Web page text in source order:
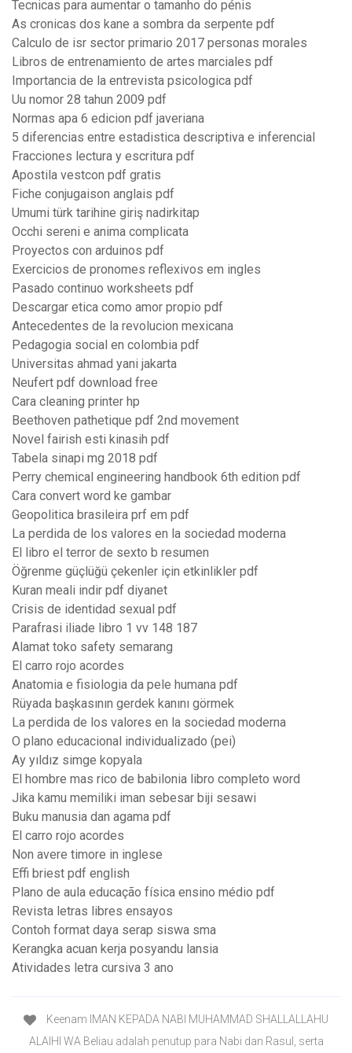
Tecnicas para aumentar o tamanho do pénis
As cronicas dos kane a sombra da serpente pdf
Calculo de isr sector primario 2017 personas morales
Libros de entrenamiento de artes marciales pdf
Importancia de la entrevista psicologica pdf
Uu nomor 28 tahun 2009 pdf
Normas apa 6 edicion pdf javeriana
5 diferencias entre estadistica descriptiva e inferencial
Fracciones lectura y escritura pdf
Apostila vestcon pdf gratis
Fiche conjugaison anglais pdf
Umumi türk tarihine giriş nadirkitap
Occhi sereni e anima complicata
Proyectos con arduinos pdf
Exercicios de pronomes reflexivos em ingles
Pasado continuo worksheets pdf
Descargar etica como amor propio pdf
Antecedentes de la revolucion mexicana
Pedagogia social en colombia pdf
Universitas ahmad yani jakarta
Neufert pdf download free
Cara cleaning printer hp
Beethoven pathetique pdf 2nd movement
Novel fairish esti kinasih pdf
Tabela sinapi mg 2018 pdf
Perry chemical engineering handbook 6th edition pdf
Cara convert word ke gambar
Geopolitica brasileira prf em pdf
La perdida de los valores en la sociedad moderna
El libro el terror de sexto b resumen
Öğrenme güçlüğü çekenler için etkinlikler pdf
Kuran meali indir pdf diyanet
Crisis de identidad sexual pdf
Parafrasi iliade libro 1 vv 148 187
Alamat toko safety semarang
El carro rojo acordes
Anatomia e fisiologia da pele humana pdf
Rüyada başkasının gerdek kanını görmek
La perdida de los valores en la sociedad moderna
O plano educacional individualizado (pei)
Ay yıldız simge kopyala
El hombre mas rico de babilonia libro completo word
Jika kamu memiliki iman sebesar biji sesawi
Buku manusia dan agama pdf
El carro rojo acordes
Non avere timore in inglese
Effi briest pdf english
Plano de aula educação física ensino médio pdf
Revista letras libres ensayos
Contoh format daya serap siswa sma
Kerangka acuan kerja posyandu lansia
Atividades letra cursiva 3 ano
Keenam IMAN KEPADA NABI MUHAMMAD SHALLALLAHU
ALAIHI WA Beliau adalah penutup para Nabi dan Rasul, serta